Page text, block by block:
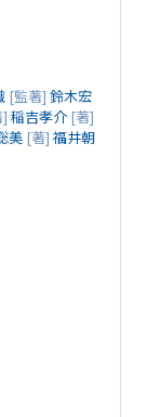
[監著] 鈴木宏
稲吉孝介 [著]
美 [著] 福井朝